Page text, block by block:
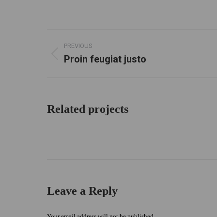
navigation
PREVIOUS
Previous
Proin feugiat justo
Related projects
Leave a Reply